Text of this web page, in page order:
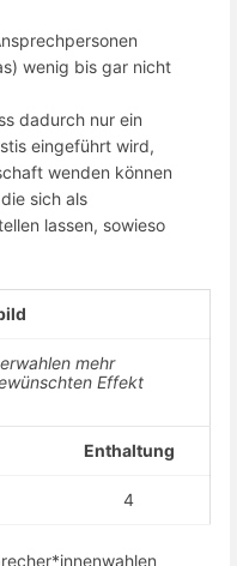
wenig bis gar nicht
dadurch nur ein
eingeführt wird,
wenden können
sich als
lassen, sowieso
mehr
Effekt
Enthaltung
4